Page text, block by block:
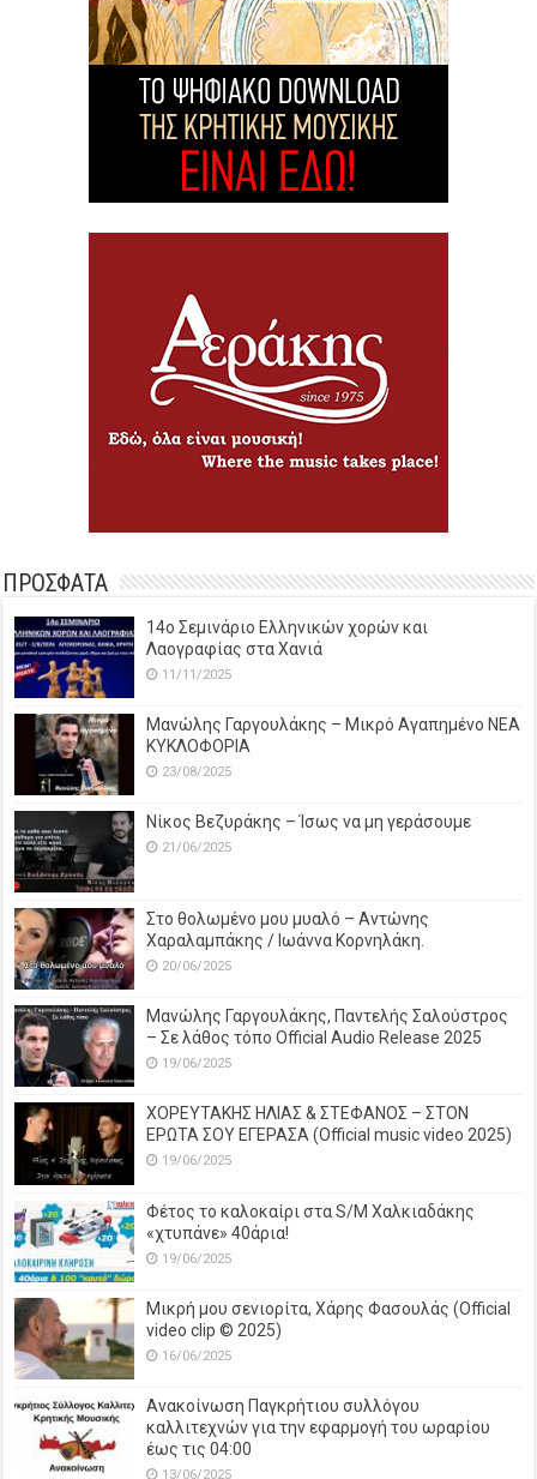
ΠΡΟΣΦΑΤΑ
14o Σεμινάριο Ελληνικών χορών και
Λαογραφίας στα Χανιά
11/11/2025
Μανώλης Γαργουλάκης – Μικρό Αγαπημένο NEΑ
ΚΥΚΛΟΦΟΡΙΑ
23/08/2025
Νίκος Βεζυράκης – Ίσως να μη γεράσουμε
21/06/2025
Στο θολωμένο μου μυαλό – Αντώνης
Χαραλαμπάκης / Ιωάννα Κορνηλάκη.
20/06/2025
Μανώλης Γαργουλάκης, Παντελής Σαλούστρος
– Σε λάθος τόπο Official Audio Release 2025
19/06/2025
ΧΟΡΕΥΤΑΚΗΣ ΗΛΙΑΣ & ΣΤΕΦΑΝΟΣ – ΣΤΟΝ
ΕΡΩΤΑ ΣΟΥ ΕΓΕΡΑΣΑ (Official music video 2025)
19/06/2025
Φέτος το καλοκαίρι στα S/M Χαλκιαδάκης
«χτυπάνε» 40άρια!
19/06/2025
Μικρή μου σενιορίτα, Χάρης Φασουλάς (Official
video clip © 2025)
16/06/2025
Ανακοίνωση Παγκρήτιου συλλόγου
καλλιτεχνών για την εφαρμογή του ωραρίου
έως τις 04:00
13/06/2025